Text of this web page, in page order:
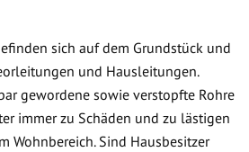
sich auf dem Grundstück und
und Hausleitungen.
gewordene sowie verstopfte Rohre
immer zu Schäden und zu lästigen
Wohnbereich. Sind Hausbesitzer